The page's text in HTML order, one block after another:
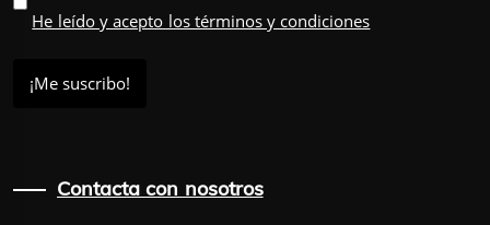
He leído y acepto los términos y condiciones
Contacta con nosotros